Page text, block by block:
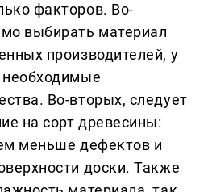
факторов. Во-
выбирать материал
производителей, у
необходимые
Во-вторых, следует
на сорт древесины:
меньше дефектов и
доски. Также